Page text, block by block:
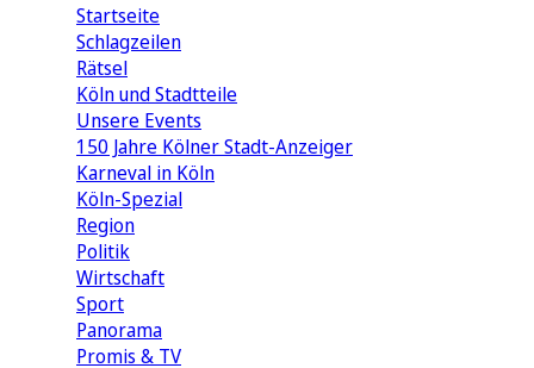
Startseite
Schlagzeilen
Rätsel
Köln und Stadtteile
Unsere Events
150 Jahre Kölner Stadt-Anzeiger
Karneval in Köln
Köln-Spezial
Region
Politik
Wirtschaft
Sport
Panorama
Promis & TV